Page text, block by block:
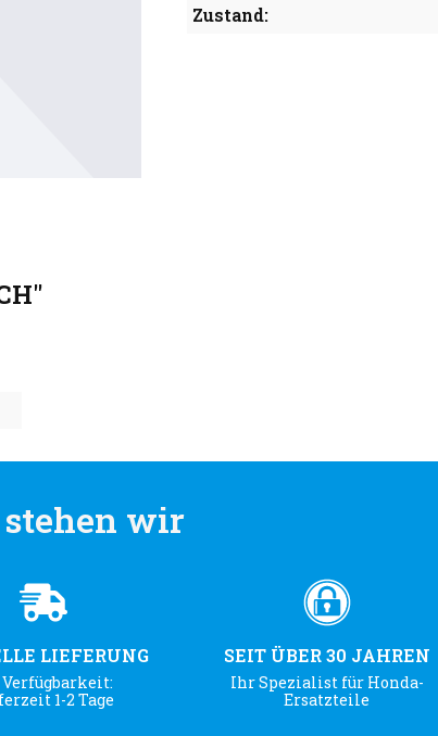
Zustand:
wir
LIEFERUNG
1-2 Tage
SEIT ÜBER 30 JAHREN
Ihr Spezialist für Honda-
Ersatzteile